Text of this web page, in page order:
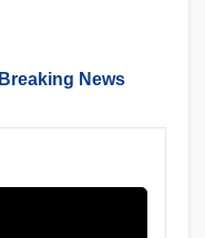
Breaking News